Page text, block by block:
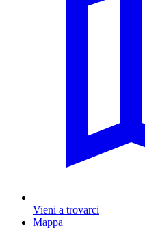
Vieni a trovarci
Mappa